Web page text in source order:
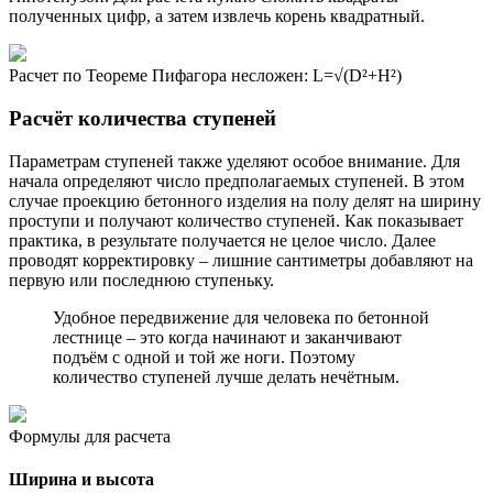
полученных цифр, а затем извлечь корень квадратный.
Расчет по Теореме Пифагора несложен: L=√(D²+H²)
Расчёт количества ступеней
Параметрам ступеней также уделяют особое внимание. Для
начала определяют число предполагаемых ступеней. В этом
случае проекцию бетонного изделия на полу делят на ширину
проступи и получают количество ступеней. Как показывает
практика, в результате получается не целое число. Далее
проводят корректировку – лишние сантиметры добавляют на
первую или последнюю ступеньку.
Удобное передвижение для человека по бетонной
лестнице – это когда начинают и заканчивают
подъём с одной и той же ноги. Поэтому
количество ступеней лучше делать нечётным.
Формулы для расчета
Ширина и высота